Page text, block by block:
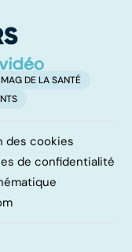
DE LA SANTÉ
des cookies
de confidentialité